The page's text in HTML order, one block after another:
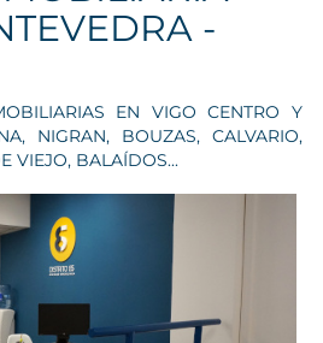
-
EN VIGO CENTRO Y
NIGRAN, BOUZAS, CALVARIO,
VIEJO, BALAÍDOS...